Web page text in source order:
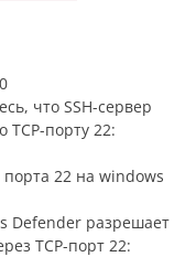
что SSH-сервер
порту 22:
Defender разрешает
TCP-порт 22: